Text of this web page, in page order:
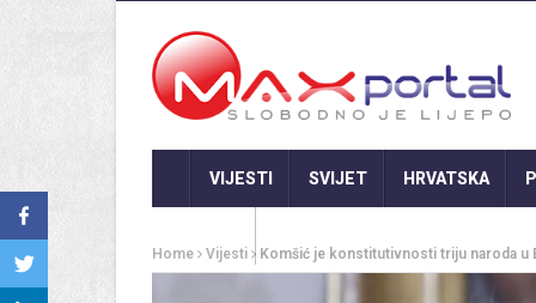
VIJESTI SVIJET HRVATSKA
Home Vijesti Komšić je konstitutivnosti triju naroda u